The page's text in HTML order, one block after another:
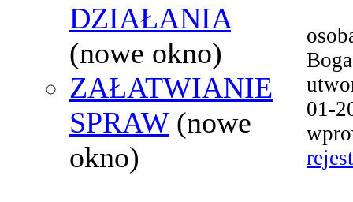
DZIAŁANIA
(nowe okno)
ZAŁATWIANIE
SPRAW (nowe
okno)
01-